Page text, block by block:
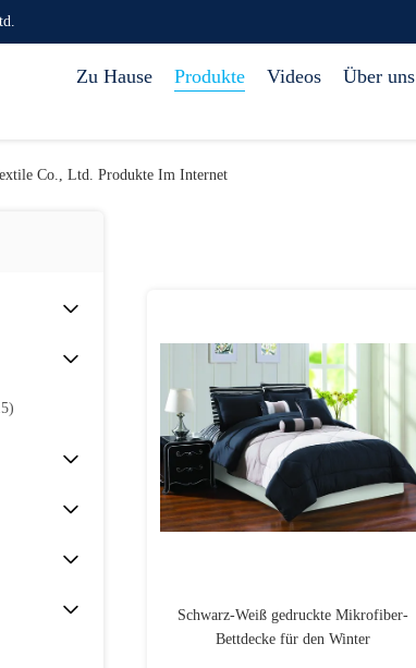
Zu Hause Produkte Videos Über uns
Co., Ltd. Produkte Im Internet
Schwarz-Weiß gedruckte Mikrofiber-
Bettdecke für den Winter